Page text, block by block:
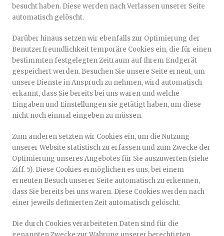
besucht haben. Diese werden nach Verlassen unserer Seite
automatisch gelöscht.
Darüber hinaus setzen wir ebenfalls zur Optimierung der
Benutzerfreundlichkeit temporäre Cookies ein, die für einen
bestimmten festgelegten Zeitraum auf Ihrem Endgerät
gespeichert werden. Besuchen Sie unsere Seite erneut, um
unsere Dienste in Anspruch zu nehmen, wird automatisch
erkannt, dass Sie bereits bei uns waren und welche
Eingaben und Einstellungen sie getätigt haben, um diese
nicht noch einmal eingeben zu müssen.
Zum anderen setzten wir Cookies ein, um die Nutzung
unserer Website statistisch zu erfassen und zum Zwecke der
Optimierung unseres Angebotes für Sie auszuwerten (siehe
Ziff. 5). Diese Cookies ermöglichen es uns, bei einem
erneuten Besuch unserer Seite automatisch zu erkennen,
dass Sie bereits bei uns waren. Diese Cookies werden nach
einer jeweils definierten Zeit automatisch gelöscht.
Die durch Cookies verarbeiteten Daten sind für die